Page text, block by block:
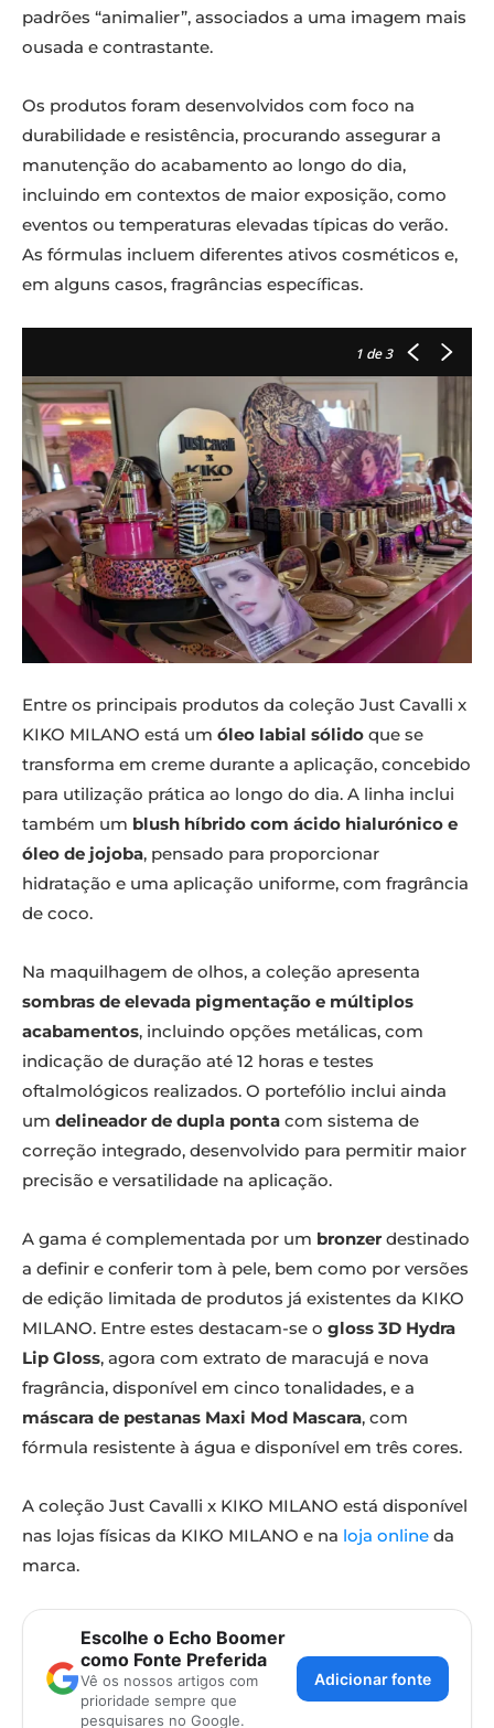
padrões “animalier”, associados a uma imagem mais
ousada e contrastante.
Os produtos foram desenvolvidos com foco na
durabilidade e resistência, procurando assegurar a
manutenção do acabamento ao longo do dia,
incluindo em contextos de maior exposição, como
eventos ou temperaturas elevadas típicas do verão.
As fórmulas incluem diferentes ativos cosméticos e,
em alguns casos, fragrâncias específicas.
1 de 3
Entre os principais produtos da coleção Just Cavalli x
KIKO MILANO está um óleo labial sólido que se
transforma em creme durante a aplicação, concebido
para utilização prática ao longo do dia. A linha inclui
também um blush híbrido com ácido hialurónico e
óleo de jojoba, pensado para proporcionar
hidratação e uma aplicação uniforme, com fragrância
de coco.
Na maquilhagem de olhos, a coleção apresenta
sombras de elevada pigmentação e múltiplos
acabamentos, incluindo opções metálicas, com
indicação de duração até 12 horas e testes
oftalmológicos realizados. O portefólio inclui ainda
um delineador de dupla ponta com sistema de
correção integrado, desenvolvido para permitir maior
precisão e versatilidade na aplicação.
A gama é complementada por um bronzer destinado
a definir e conferir tom à pele, bem como por versões
de edição limitada de produtos já existentes da KIKO
MILANO. Entre estes destacam-se o gloss 3D Hydra
Lip Gloss, agora com extrato de maracujá e nova
fragrância, disponível em cinco tonalidades, e a
máscara de pestanas Maxi Mod Mascara, com
fórmula resistente à água e disponível em três cores.
A coleção Just Cavalli x KIKO MILANO está disponível
nas lojas físicas da KIKO MILANO e na loja online da
marca.
Escolhe o Echo Boomer
como Fonte Preferida
Vê os nossos artigos com
prioridade sempre que
pesquisares no Google.
Adicionar fonte